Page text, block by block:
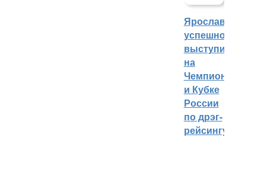
Ярославцы
успешно
выступили
на
Чемпионате
и Кубке
России
по дрэг-
рейсингу